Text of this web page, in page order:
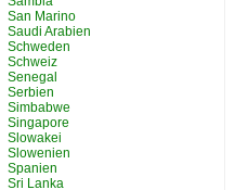
San Marino
Saudi Arabien
Schweden
Schweiz
Senegal
Serbien
Simbabwe
Singapore
Slowakei
Slowenien
Spanien
Sri Lanka